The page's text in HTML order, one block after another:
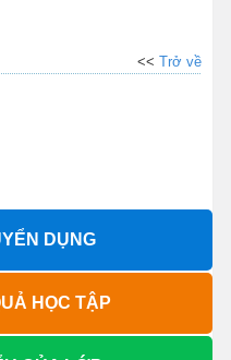
<< Trở về
DỤNG
HỌC TẬP